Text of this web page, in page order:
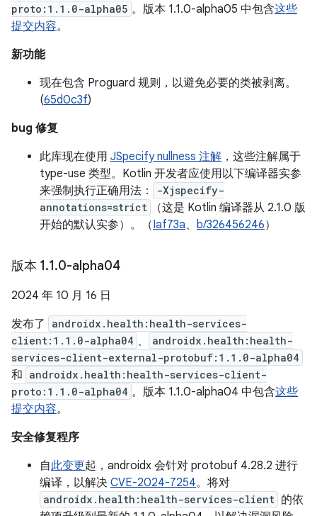
proto:1.1.0-alpha05 。版本 1.1.0-alpha05 中包含这些
提交内容。
新功能
现在包含 Proguard 规则，以避免必要的类被剥离。
(65d0c3f)
bug 修复
此库现在使用 JSpecify nullness 注解 ，这些注解属于
type-use 类型。Kotlin 开发者应使用以下编译器实参
来强制执行正确用法：
-Xjspecify-
annotations=strict
（这是 Kotlin 编译器从 2.1.0 版
开始的默认实参）。（Iaf73a、 b/326456246）
版本 1.1.0-alpha04
2024 年 10 月 16 日
发布了
androidx.health:health-services-
client:1.1.0-alpha04 、
androidx.health:health-
services-client-external-protobuf:1.1.0-alpha04
和 androidx.health:health-services-client-
proto:1.1.0-alpha04 。版本 1.1.0-alpha04 中包含这些
提交内容。
安全修复程序
自此变更起，androidx 会针对 protobuf 4.28.2 进行
编译，以解决 CVE-2024-7254。将对
androidx.health:health-services-client 的依